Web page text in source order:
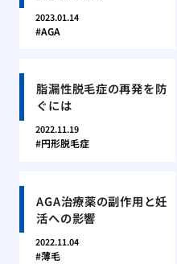
2023.01.14
AGA
脂漏性脱毛症の再発を防
ぐには
2022.11.19
円形脱毛症
AGA治療薬の副作用と妊
活への影響
2022.11.04
薄毛